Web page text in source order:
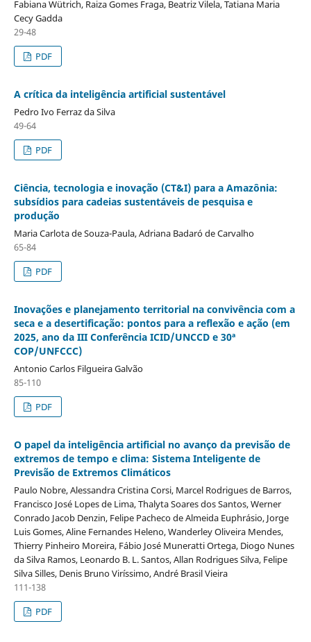
Fabiana Wütrich, Raiza Gomes Fraga, Beatriz Vilela, Tatiana Maria
Cecy Gadda
29-48
PDF
A crítica da inteligência artificial sustentável
Pedro Ivo Ferraz da Silva
49-64
PDF
Ciência, tecnologia e inovação (CT&I) para a Amazônia:
subsídios para cadeias sustentáveis de pesquisa e
produção
Maria Carlota de Souza-Paula, Adriana Badaró de Carvalho
65-84
PDF
Inovações e planejamento territorial na convivência com a
seca e a desertificação: pontos para a reflexão e ação (em
2025, ano da III Conferência ICID/UNCCD e 30ª
COP/UNFCCC)
Antonio Carlos Filgueira Galvão
85-110
PDF
O papel da inteligência artificial no avanço da previsão de
extremos de tempo e clima: Sistema Inteligente de
Previsão de Extremos Climáticos
Paulo Nobre, Alessandra Cristina Corsi, Marcel Rodrigues de Barros,
Francisco José Lopes de Lima, Thalyta Soares dos Santos, Werner
Conrado Jacob Denzin, Felipe Pacheco de Almeida Euphrásio, Jorge
Luis Gomes, Aline Fernandes Heleno, Wanderley Oliveira Mendes,
Thierry Pinheiro Moreira, Fábio José Muneratti Ortega, Diogo Nunes
da Silva Ramos, Leonardo B. L. Santos, Allan Rodrigues Silva, Felipe
Silva Silles, Denis Bruno Viríssimo, André Brasil Vieira
111-138
PDF